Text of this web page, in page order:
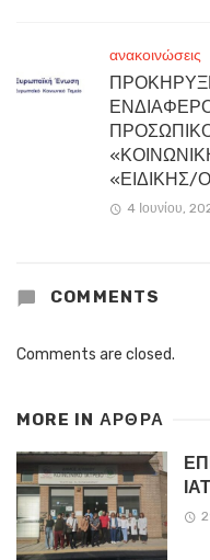
ανακοινώσεις
«ΕΙΔΙΚΗΣ/
4 Ιουνίου,
COMMENTS
Comments are closed.
MORE IN ΑΡΘΡΑ